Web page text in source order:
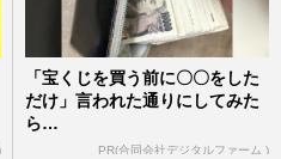
「宝くじを買う前に〇〇をした
だけ」言われた通りにしてみた
ら…
PR(合同会社デジタルファーム )